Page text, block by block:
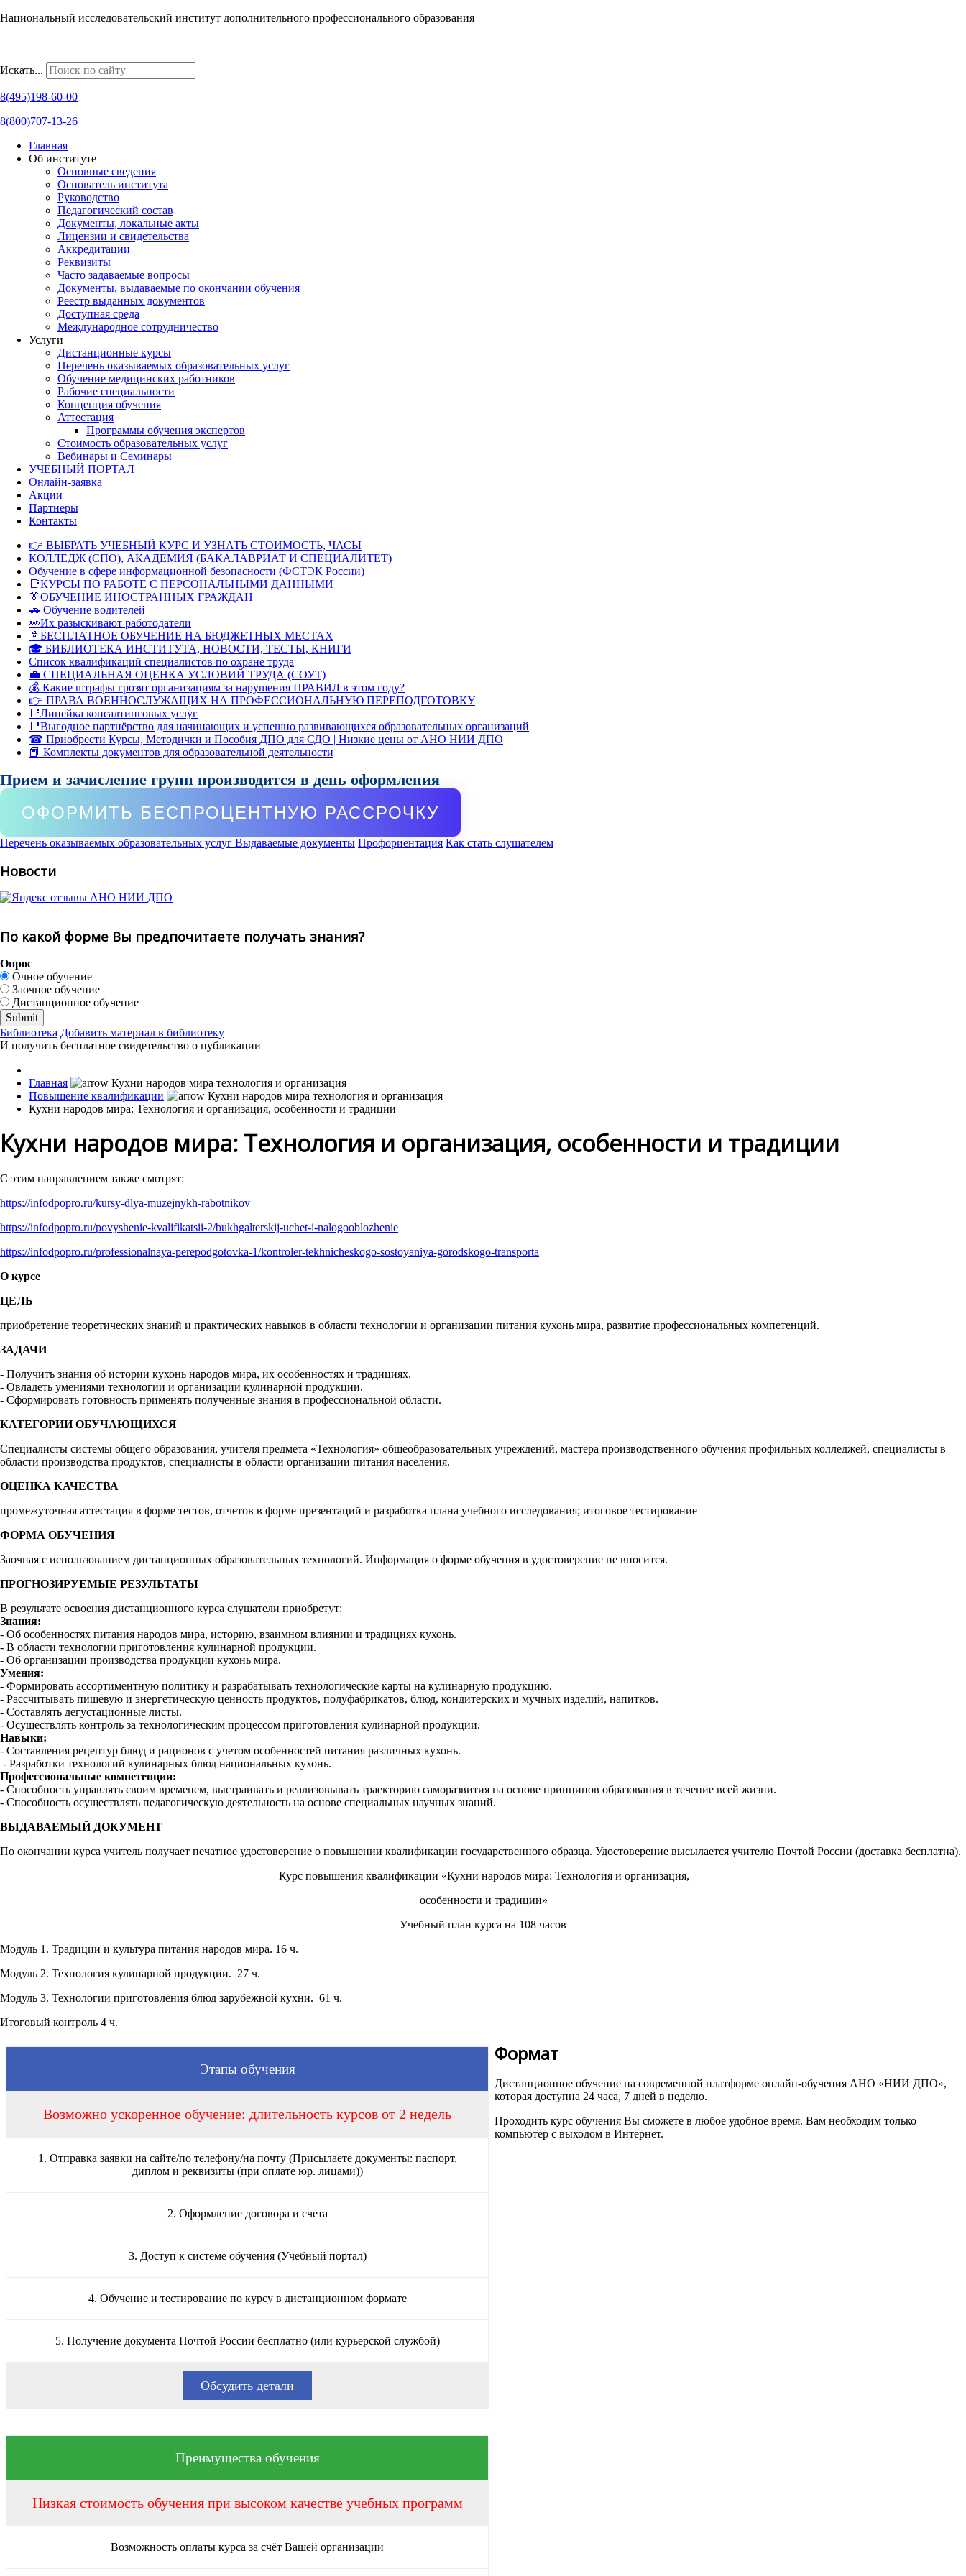
Национальный исследовательский институт дополнительного профессионального образования
Искать...
8(495)198-60-00
8(800)707-13-26
Главная
Об институте
Основные сведения
Основатель института
Руководство
Педагогический состав
Документы, локальные акты
Лицензии и свидетельства
Аккредитации
Реквизиты
Часто задаваемые вопросы
Документы, выдаваемые по окончании обучения
Реестр выданных документов
Доступная среда
Международное сотрудничество
Услуги
Дистанционные курсы
Перечень оказываемых образовательных услуг
Обучение медицинских работников
Рабочие специальности
Концепция обучения
Аттестация
Программы обучения экспертов
Стоимость образовательных услуг
Вебинары и Семинары
УЧЕБНЫЙ ПОРТАЛ
Онлайн-заявка
Акции
Партнеры
Контакты
👉 ВЫБРАТЬ УЧЕБНЫЙ КУРС И УЗНАТЬ СТОИМОСТЬ, ЧАСЫ
КОЛЛЕДЖ (СПО), АКАДЕМИЯ (БАКАЛАВРИАТ И СПЕЦИАЛИТЕТ)
Обучение в сфере информационной безопасности (ФСТЭК России)
📑КУРСЫ ПО РАБОТЕ С ПЕРСОНАЛЬНЫМИ ДАННЫМИ
👔ОБУЧЕНИЕ ИНОСТРАННЫХ ГРАЖДАН
🚗 Обучение водителей
👀Их разыскивают работодатели
📓БЕСПЛАТНОЕ ОБУЧЕНИЕ НА БЮДЖЕТНЫХ МЕСТАХ
🎓 БИБЛИОТЕКА ИНСТИТУТА, НОВОСТИ, ТЕСТЫ, КНИГИ
Список квалификаций специалистов по охране труда
💼 СПЕЦИАЛЬНАЯ ОЦЕНКА УСЛОВИЙ ТРУДА (СОУТ)
💰 Какие штрафы грозят организациям за нарушения ПРАВИЛ в этом году?
👉 ПРАВА ВОЕННОСЛУЖАЩИХ НА ПРОФЕССИОНАЛЬНУЮ ПЕРЕПОДГОТОВКУ
📑Линейка консалтинговых услуг
📑Выгодное партнёрство для начинающих и успешно развивающихся образовательных организаций
☎ Приобрести Курсы, Методички и Пособия ДПО для СДО | Низкие цены от АНО НИИ ДПО
📕 Комплекты документов для образовательной деятельности
Прием и зачисление групп производится в день оформления
ОФОРМИТЬ БЕСПРОЦЕНТНУЮ РАССРОЧКУ
Перечень оказываемых образовательных услуг Выдаваемые документы Профориентация Как стать слушателем
Новости
По какой форме Вы предпочитаете получать знания?
Опрос
Очное обучение
Заочное обучение
Дистанционное обучение
Библиотека Добавить материал в библиотеку
И получить бесплатное свидетельство о публикации
Главная
Повышение квалификации
Кухни народов мира: Технология и организация, особенности и традиции
Кухни народов мира: Технология и организация, особенности и традиции
С этим направлением также смотрят:
https://infodpopro.ru/kursy-dlya-muzejnykh-rabotnikov
https://infodpopro.ru/povyshenie-kvalifikatsii-2/bukhgalterskij-uchet-i-nalogooblozhenie
https://infodpopro.ru/professionalnaya-perepodgotovka-1/kontroler-tekhnicheskogo-sostoyaniya-gorodskogo-transporta
О курсе
ЦЕЛЬ
приобретение теоретических знаний и практических навыков в области технологии и организации питания кухонь мира, развитие профессиональных компетенций.
ЗАДАЧИ
- Получить знания об истории кухонь народов мира, их особенностях и традициях.
- Овладеть умениями технологии и организации кулинарной продукции.
- Сформировать готовность применять полученные знания в профессиональной области.
КАТЕГОРИИ ОБУЧАЮЩИХСЯ
Специалисты системы общего образования, учителя предмета «Технология» общеобразовательных учреждений, мастера производственного обучения профильных колледжей, специалисты в
области производства продуктов, специалисты в области организации питания населения.
ОЦЕНКА КАЧЕСТВА
промежуточная аттестация в форме тестов, отчетов в форме презентаций и разработка плана учебного исследования; итоговое тестирование
ФОРМА ОБУЧЕНИЯ
Заочная с использованием дистанционных образовательных технологий. Информация о форме обучения в удостоверение не вносится.
ПРОГНОЗИРУЕМЫЕ РЕЗУЛЬТАТЫ
В результате освоения дистанционного курса слушатели приобретут:
Знания:
- Об особенностях питания народов мира, историю, взаимном влиянии и традициях кухонь.
- В области технологии приготовления кулинарной продукции.
- Об организации производства продукции кухонь мира.
Умения:
- Формировать ассортиментную политику и разрабатывать технологические карты на кулинарную продукцию.
- Рассчитывать пищевую и энергетическую ценность продуктов, полуфабрикатов, блюд, кондитерских и мучных изделий, напитков.
- Составлять дегустационные листы.
- Осуществлять контроль за технологическим процессом приготовления кулинарной продукции.
Навыки:
- Составления рецептур блюд и рационов с учетом особенностей питания различных кухонь.
- Разработки технологий кулинарных блюд национальных кухонь.
Профессиональные компетенции:
- Способность управлять своим временем, выстраивать и реализовывать траекторию саморазвития на основе принципов образования в течение всей жизни.
- Способность осуществлять педагогическую деятельность на основе специальных научных знаний.
ВЫДАВАЕМЫЙ ДОКУМЕНТ
По окончании курса учитель получает печатное удостоверение о повышении квалификации государственного образца. Удостоверение высылается учителю Почтой России (доставка бесплатна).
Курс повышения квалификации «Кухни народов мира: Технология и организация,
особенности и традиции»
Учебный план курса на 108 часов
Модуль 1. Традиции и культура питания народов мира. 16 ч.
Модуль 2. Технология кулинарной продукции. 27 ч.
Модуль 3. Технологии приготовления блюд зарубежной кухни. 61 ч.
Итоговый контроль 4 ч.
Этапы обучения
Возможно ускоренное обучение: длительность курсов от 2 недель
1. Отправка заявки на сайте/по телефону/на почту (Присылаете документы: паспорт,
диплом и реквизиты (при оплате юр. лицами))
2. Оформление договора и счета
3. Доступ к системе обучения (Учебный портал)
4. Обучение и тестирование по курсу в дистанционном формате
5. Получение документа Почтой России бесплатно (или курьерской службой)
Обсудить детали
Преимущества обучения
Низкая стоимость обучения при высоком качестве учебных программ
Возможность оплаты курса за счёт Вашей организации
Формат
Дистанционное обучение на современной платформе онлайн-обучения АНО «НИИ ДПО»,
которая доступна 24 часа, 7 дней в неделю.
Проходить курс обучения Вы сможете в любое удобное время. Вам необходим только
компьютер с выходом в Интернет.